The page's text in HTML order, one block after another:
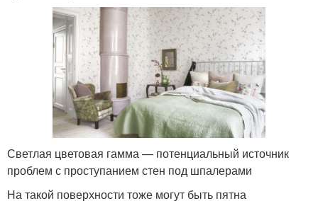
Светлая цветовая гамма — потенциальный источник
проблем с проступанием стен под шпалерами
На такой поверхности тоже могут быть пятна